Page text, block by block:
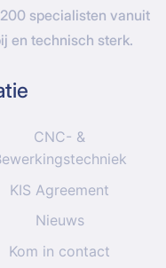
specialisten vanuit
en technisch sterk.
CNC- &
KIS Agreement
Nieuws
Kom in contact